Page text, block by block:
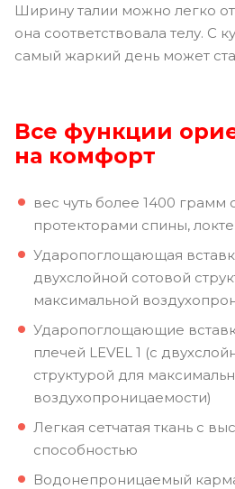
Ширину талии можно легко
она соответствовала телу. С
самый жаркий день может
Все функции
на комфорт
вес чуть более 1400 грамм
протекторами спины,
Ударопоглощающая
двухслойной сотовой
максимальной
Ударопоглощающие
плечей LEVEL 1 (с
структурой для
воздухопроницаемости)
Легкая сетчатая ткань с
способностью
Водонепроницаемый